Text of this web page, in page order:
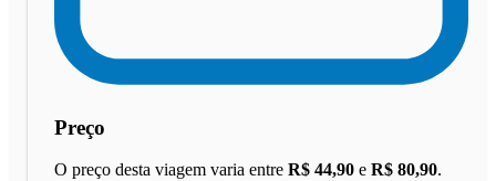
Preço
O preço desta viagem varia entre R$ 44,90 e R$ 80,90.